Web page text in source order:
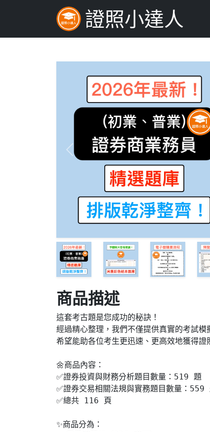
證照小達人
Previous
商品描述
這套考古題是您成功的秘訣！
經過精心整理，我們不僅提供真實的考試模
希望能助各位考生更迅速、更高效地獲得證
🌼商品內容：
✅證券投資與財務分析題目數量：519 題
✅證券交易相關法規與實務題目數量：559
✅總共 116 頁
✨商品分為：